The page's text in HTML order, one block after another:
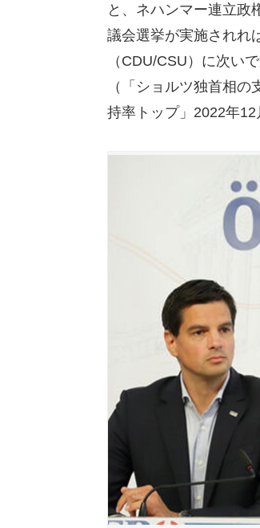
と、ネハンマー連立政
議会選挙が実施されれ
（CDU/CSU）に次い
（「ショルツ独首相
持率トップ」2022年12